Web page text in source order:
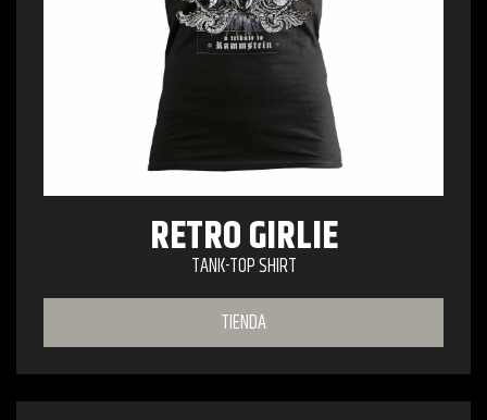
RETRO GIRLIE
TANK-TOP SHIRT
TIENDA